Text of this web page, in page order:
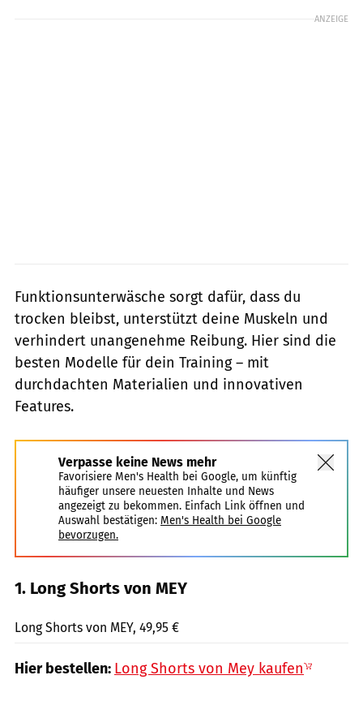
ANZEIGE
Funktionsunterwäsche sorgt dafür, dass du
trocken bleibst, unterstützt deine Muskeln und
verhindert unangenehme Reibung. Hier sind die
besten Modelle für dein Training – mit
durchdachten Materialien und innovativen
Features.
Verpasse keine News mehr
Favorisiere Men's Health bei Google, um künftig
häufiger unsere neuesten Inhalte und News
angezeigt zu bekommen. Einfach Link öffnen und
Auswahl bestätigen: Men's Health bei Google
bevorzugen.
1. Long Shorts von MEY
Long Shorts von MEY, 49,95 €
Hier bestellen: Long Shorts von Mey kaufen